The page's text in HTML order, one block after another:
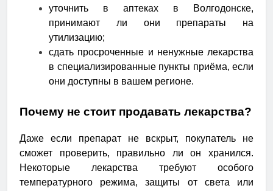
уточнить в аптеках в Волгодонске,
принимают ли они препараты на
утилизацию;
сдать просроченные и ненужные лекарства
в специализированные пункты приёма, если
они доступны в вашем регионе.
Почему не стоит продавать лекарства?
Даже если препарат не вскрыт, покупатель не
сможет проверить, правильно ли он хранился.
Некоторые лекарства требуют особого
температурного режима, защиты от света или